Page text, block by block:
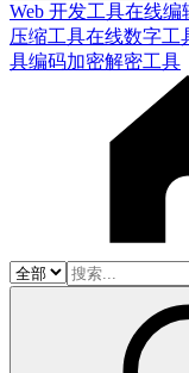
Web 开发工具在线编
压缩工具在线数字工
具编码加密解密工具